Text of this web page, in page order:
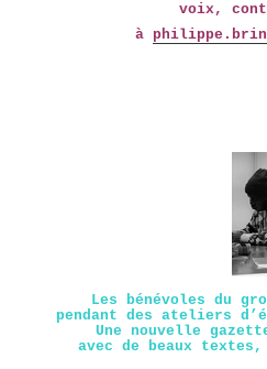
voix,
à philippe
Les bénévoles du
pendant des ateliers
Une nouvelle
avec de beaux